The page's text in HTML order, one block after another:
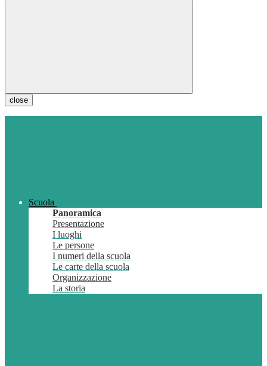
close
Scuola
Panoramica
Presentazione
I luoghi
Le persone
I numeri della scuola
Le carte della scuola
Organizzazione
La storia